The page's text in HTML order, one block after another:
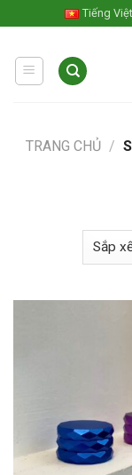
to
content
Tiếng Việt
TRANG CHỦ /